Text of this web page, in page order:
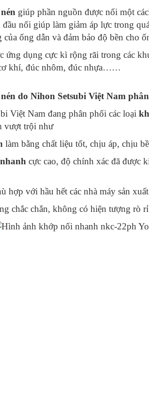
giúp phần nguồn được nối một
nối giúp làm giảm áp lực trong
của ống dẫn và đảm bảo độ bền cho
ứng dụng cực kì rộng rãi trong các
khí, đúc nhôm, đúc nhựa……
do Nihon Setsubi Việt Nam
Việt Nam đang phân phối các loại
vượt trội như
làm bằng chất liệu tốt, chịu áp, chịu
cực cao, độ chính xác đã được
hợp với hầu hết các nhà máy sản xuất
chắc chắn, không có hiện tượng rò